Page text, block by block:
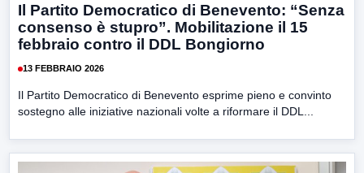
Il Partito Democratico di Benevento: “Senza
consenso è stupro”. Mobilitazione il 15
febbraio contro il DDL Bongiorno
13 FEBBRAIO 2026
Il Partito Democratico di Benevento esprime pieno e convinto
sostegno alle iniziative nazionali volte a riformare il DDL...